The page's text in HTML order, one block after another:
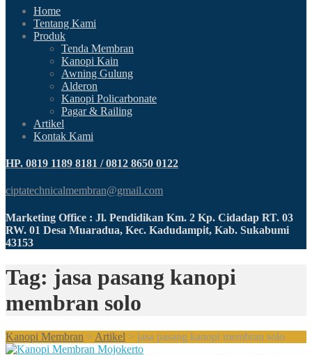
Home
Tentang Kami
Produk
Tenda Membran
Kanopi Kain
Awning Gulung
Alderon
Kanopi Policarbonate
Pagar & Railing
Artikel
Kontak Kami
HP. 0819 1189 8181 / 0812 8650 0122
ciptatechnicalmembran@gmail.com
Marketing Office : Jl. Pendidikan Km. 2 Kp. Cidadap RT. 03
RW. 01 Desa Muaradua, Kec. Kadudampit, Kab. Sukabumi
43153
Tag: jasa pasang kanopi
membran solo
Kanopi Membran > Artikel > jasa pasang kanopi membran solo